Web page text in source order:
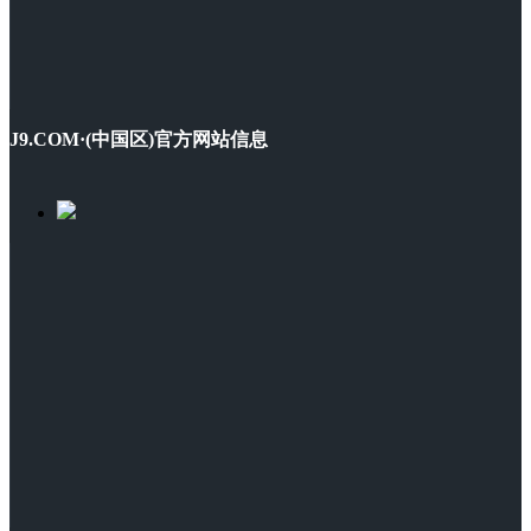
J9.COM·(中国区)官方网站信息